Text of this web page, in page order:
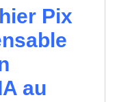
Pix
au